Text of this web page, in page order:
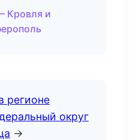
Кровля и
регионе
округ
→